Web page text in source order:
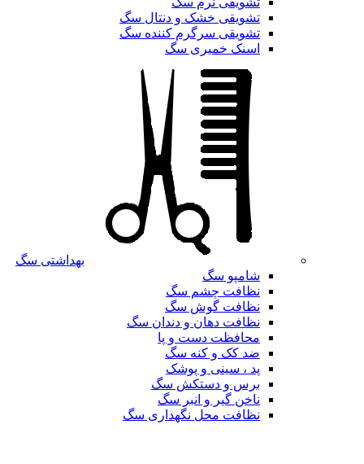
تشویقی خشک و دنتال سگ
تشویقی سرگرم کننده سگ
اسنک خمیری سگ
بهداشتی سگ
شامپو سگ
نظافت چشم سگ
نظافت گوش سگ
نظافت دهان و دندان سگ
محافظت دست و پا
ضد کک و کنه سگ
پد ، سینی و پوشک
برس و دستکش سگ
ناخن گیر و انبر سگ
نظافت محل نگهداری سگ